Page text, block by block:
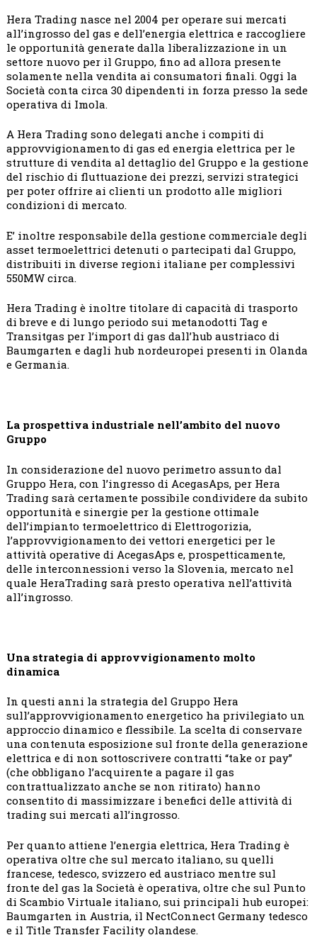
Hera Trading nasce nel 2004 per operare sui mercati
all’ingrosso del gas e dell’energia elettrica e raccogliere
le opportunità generate dalla liberalizzazione in un
settore nuovo per il Gruppo, fino ad allora presente
solamente nella vendita ai consumatori finali. Oggi la
Società conta circa 30 dipendenti in forza presso la sede
operativa di Imola.
A Hera Trading sono delegati anche i compiti di
approvvigionamento di gas ed energia elettrica per le
strutture di vendita al dettaglio del Gruppo e la gestione
del rischio di fluttuazione dei prezzi, servizi strategici
per poter offrire ai clienti un prodotto alle migliori
condizioni di mercato.
E’ inoltre responsabile della gestione commerciale degli
asset termoelettrici detenuti o partecipati dal Gruppo,
distribuiti in diverse regioni italiane per complessivi
550MW circa.
Hera Trading è inoltre titolare di capacità di trasporto
di breve e di lungo periodo sui metanodotti Tag e
Transitgas per l’import di gas dall’hub austriaco di
Baumgarten e dagli hub nordeuropei presenti in Olanda
e Germania.
La prospettiva industriale nell’ambito del nuovo
Gruppo
In considerazione del nuovo perimetro assunto dal
Gruppo Hera, con l’ingresso di AcegasAps, per Hera
Trading sarà certamente possibile condividere da subito
opportunità e sinergie per la gestione ottimale
dell’impianto termoelettrico di Elettrogorizia,
l’approvvigionamento dei vettori energetici per le
attività operative di AcegasAps e, prospetticamente,
delle interconnessioni verso la Slovenia, mercato nel
quale HeraTrading sarà presto operativa nell’attività
all’ingrosso.
Una strategia di approvvigionamento molto
dinamica
In questi anni la strategia del Gruppo Hera
sull’approvvigionamento energetico ha privilegiato un
approccio dinamico e flessibile. La scelta di conservare
una contenuta esposizione sul fronte della generazione
elettrica e di non sottoscrivere contratti “take or pay”
(che obbligano l’acquirente a pagare il gas
contrattualizzato anche se non ritirato) hanno
consentito di massimizzare i benefici delle attività di
trading sui mercati all’ingrosso.
Per quanto attiene l’energia elettrica, Hera Trading è
operativa oltre che sul mercato italiano, su quelli
francese, tedesco, svizzero ed austriaco mentre sul
fronte del gas la Società è operativa, oltre che sul Punto
di Scambio Virtuale italiano, sui principali hub europei:
Baumgarten in Austria, il NectConnect Germany tedesco
e il Title Transfer Facility olandese.